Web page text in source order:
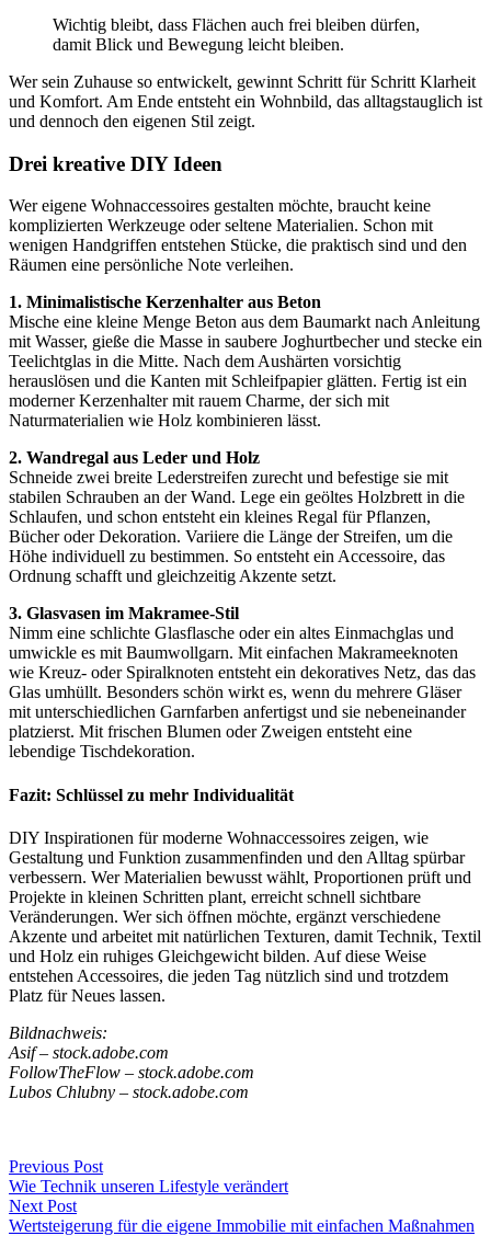
Wichtig bleibt, dass Flächen auch frei bleiben dürfen,
damit Blick und Bewegung leicht bleiben.
Wer sein Zuhause so entwickelt, gewinnt Schritt für Schritt Klarheit
und Komfort. Am Ende entsteht ein Wohnbild, das alltagstauglich ist
und dennoch den eigenen Stil zeigt.
Drei kreative DIY Ideen
Wer eigene Wohnaccessoires gestalten möchte, braucht keine
komplizierten Werkzeuge oder seltene Materialien. Schon mit
wenigen Handgriffen entstehen Stücke, die praktisch sind und den
Räumen eine persönliche Note verleihen.
1. Minimalistische Kerzenhalter aus Beton
Mische eine kleine Menge Beton aus dem Baumarkt nach Anleitung
mit Wasser, gieße die Masse in saubere Joghurtbecher und stecke ein
Teelichtglas in die Mitte. Nach dem Aushärten vorsichtig
herauslösen und die Kanten mit Schleifpapier glätten. Fertig ist ein
moderner Kerzenhalter mit rauem Charme, der sich mit
Naturmaterialien wie Holz kombinieren lässt.
2. Wandregal aus Leder und Holz
Schneide zwei breite Lederstreifen zurecht und befestige sie mit
stabilen Schrauben an der Wand. Lege ein geöltes Holzbrett in die
Schlaufen, und schon entsteht ein kleines Regal für Pflanzen,
Bücher oder Dekoration. Variiere die Länge der Streifen, um die
Höhe individuell zu bestimmen. So entsteht ein Accessoire, das
Ordnung schafft und gleichzeitig Akzente setzt.
3. Glasvasen im Makramee-Stil
Nimm eine schlichte Glasflasche oder ein altes Einmachglas und
umwickle es mit Baumwollgarn. Mit einfachen Makrameeknoten
wie Kreuz- oder Spiralknoten entsteht ein dekoratives Netz, das das
Glas umhüllt. Besonders schön wirkt es, wenn du mehrere Gläser
mit unterschiedlichen Garnfarben anfertigst und sie nebeneinander
platzierst. Mit frischen Blumen oder Zweigen entsteht eine
lebendige Tischdekoration.
Fazit: Schlüssel zu mehr Individualität
DIY Inspirationen für moderne Wohnaccessoires zeigen, wie
Gestaltung und Funktion zusammenfinden und den Alltag spürbar
verbessern. Wer Materialien bewusst wählt, Proportionen prüft und
Projekte in kleinen Schritten plant, erreicht schnell sichtbare
Veränderungen. Wer sich öffnen möchte, ergänzt verschiedene
Akzente und arbeitet mit natürlichen Texturen, damit Technik, Textil
und Holz ein ruhiges Gleichgewicht bilden. Auf diese Weise
entstehen Accessoires, die jeden Tag nützlich sind und trotzdem
Platz für Neues lassen.
Bildnachweis:
Asif – stock.adobe.com
FollowTheFlow – stock.adobe.com
Lubos Chlubny – stock.adobe.com
Previous Post
Wie Technik unseren Lifestyle verändert
Next Post
Wertsteigerung für die eigene Immobilie mit einfachen Maßnahmen